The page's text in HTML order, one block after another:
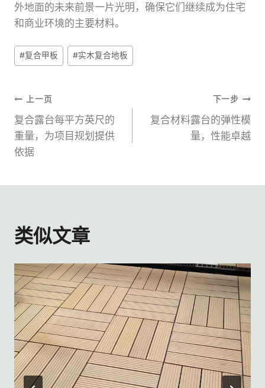
外地面的未来前景一片光明，确保它们继续成为住宅
和商业环境的主要材料。
文
章
签：
#复合甲板 #实木复合地板
文
章
导
航
上一页
复合露台每平方英尺的
重量，为项目规划提供
依据
下一步
复合材料露台的弹性模
量，性能卓越
类似文章